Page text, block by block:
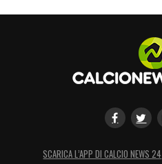
SCARICA L’APP DI CALCIO NEWS 24